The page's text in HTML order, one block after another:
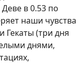
в 0.53 по
наши чувства
Гекаты (три дня
днями,